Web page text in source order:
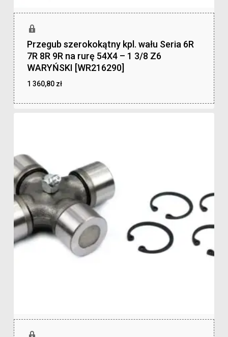
Przegub szerokokątny kpl. wału Seria 6R
7R 8R 9R na rurę 54X4 – 1 3/8 Z6
WARYŃSKI [WR216290]
1 360,80 zł